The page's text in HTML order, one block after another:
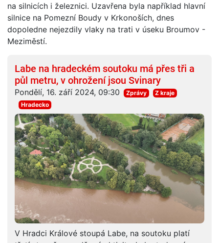
na silnicích i železnici. Uzavřena byla například hlavní
silnice na Pomezní Boudy v Krkonoších, dnes
dopoledne nejezdily vlaky na trati v úseku Broumov -
Meziměstí.
Labe na hradeckém soutoku má přes tři a
půl metru, v ohrožení jsou Svinary
Pondělí, 16. září 2024, 09:30 Zprávy
Z kraje
Hradecko
V Hradci Králové stoupá Labe, na soutoku platí